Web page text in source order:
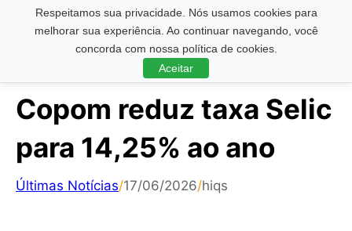
Respeitamos sua privacidade. Nós usamos cookies para
melhorar sua experiência. Ao continuar navegando, você
concorda com nossa política de cookies.
Aceitar
Pesquisar ...
Copom reduz taxa Selic
para 14,25% ao ano
Últimas Notícias/17/06/2026/hiqs